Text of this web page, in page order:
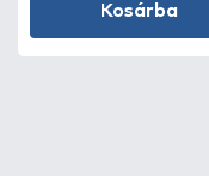
Kosárba